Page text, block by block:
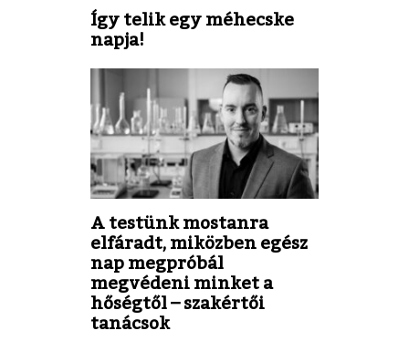
Így telik egy méhecske
napja!
A testünk mostanra
elfáradt, miközben egész
nap megpróbál
megvédeni minket a
hőségtől – szakértői
tanácsok